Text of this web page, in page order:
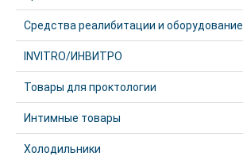
Средства реалибитации и оборудование
INVITRO/ИНВИТРО
Товары для проктологии
Интимные товары
Холодильники